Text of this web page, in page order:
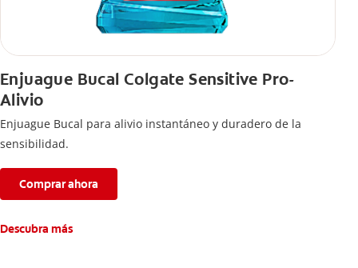
Enjuague Bucal Colgate Sensitive Pro-
Alivio
Enjuague Bucal para alivio instantáneo y duradero de la
sensibilidad.
Comprar ahora
Descubra más